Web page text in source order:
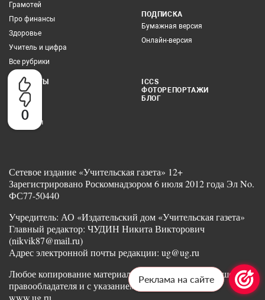
0
Грамотей
Про финансы
Здоровье
Учитель и цифра
Все рубрики
ПОДПИСКА
Бумажная версия
Онлайн-версия
КОНТАКТЫ
Редакция
Реклама
Партнеры
ICCS
ФОТОРЕПОРТАЖИ
БЛОГ
Сетевое издание «Учительская газета» 12+
Зарегистрировано Роскомнадзором 6 июля 2012 года Эл No.
ФС77-50440
Учредитель: АО «Издательский дом «Учительская газета»
Главный редактор: ЧУДИН Никита Викторович
(nikvik87@mail.ru)
Адрес электронной почты редакции: ug@ug.ru
Любое копирование материалов допускается с разрешения
правообладателя и с указанием ссылки на издание
www.ug.ru.
Реклама на сайте